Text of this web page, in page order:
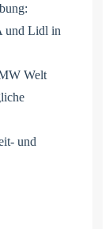
und Lidl in
Welt
und